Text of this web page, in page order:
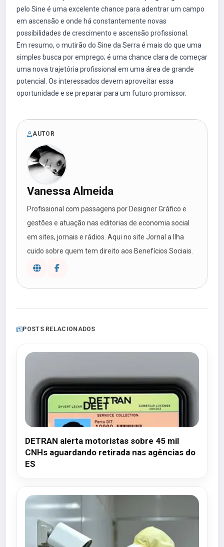
pelo Sine é uma excelente chance para adentrar um campo
em ascensão e onde há constantemente novas
possibilidades de crescimento e ascensão profissional.
Em resumo, o mutirão do Sine da Serra é mais do que uma
simples busca por emprego; é uma chance clara de começar
uma nova trajetória profissional em uma área de grande
potencial. Os interessados devem aproveitar essa
oportunidade e se preparar para um futuro promissor.
AUTOR
Vanessa Almeida
Profissional com passagens por Designer Gráfico e
gestões e atuação nas editorias de economia social
em sites, jornais e rádios. Aqui no site Jornal a Ilha
cuido sobre quem tem direito aos Benefícios Sociais.
POSTS RELACIONADOS
DETRAN alerta motoristas sobre 45 mil
CNHs aguardando retirada nas agências do
ES